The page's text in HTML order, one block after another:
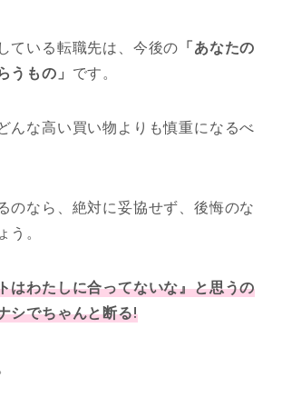
ている転職先は、今後の 「あなたの
うもの」 です。
んな高い買い物よりも慎重になるべ
のなら、絶対に妥協せず、後悔のな
。
はわたしに合ってないな』と思うの
シでちゃんと断る!